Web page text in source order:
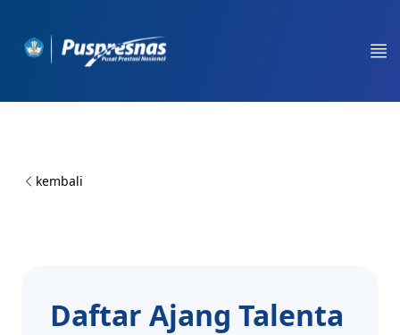
Workflow
kembali
Daftar Ajang Talenta